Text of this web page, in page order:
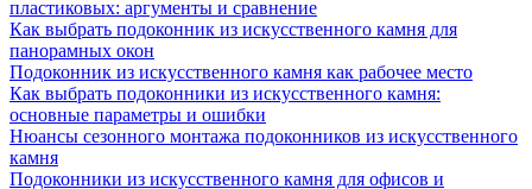
пластиковых: аргументы и сравнение
Как выбрать подоконник из искусственного камня для
панорамных окон
Подоконник из искусственного камня как рабочее место
Как выбрать подоконники из искусственного камня:
основные параметры и ошибки
Нюансы сезонного монтажа подоконников из искусственного
камня
Подоконники из искусственного камня для офисов и